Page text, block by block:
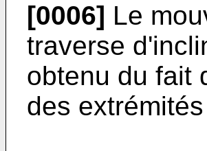
[0006] Le
traverse
obtenu du fait
des